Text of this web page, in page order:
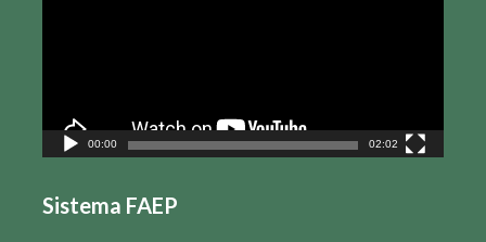
00:00 02:02
Sistema FAEP